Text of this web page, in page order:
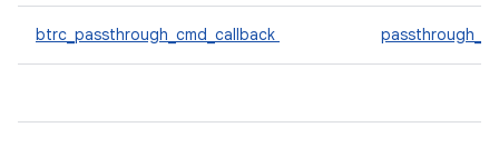
btrc_passthrough_cmd_callback